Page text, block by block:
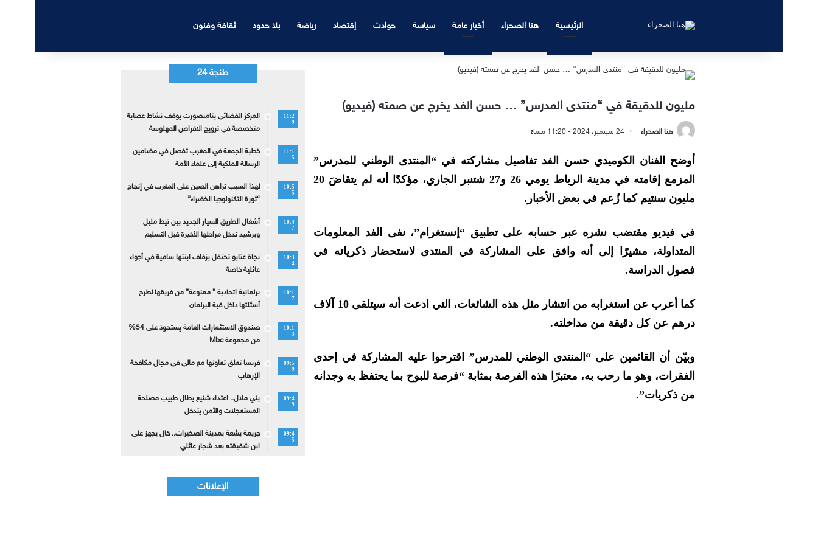
الرئيسية هنا الصحراء أخبار عامة سياسة حوادث إقتصاد رياضة بلا حدود ثقافة وفنون
مليون للدقيقة في “منتدى المدرس” … حسن الفد يخرج عن صمته (فيديو)
هنا الصحراء 24 سبتمبر، 2024 - 11:20 مساءً
أوضح الفنان الكوميدي حسن الفد تفاصيل مشاركته في “المنتدى الوطني للمدرس”
المزمع إقامته في مدينة الرباط يومي 26 و27 شتنبر الجاري، مؤكدًا أنه لم يتقاضَ 20
مليون سنتيم كما زُعم في بعض الأخبار.
في فيديو مقتضب نشره عبر حسابه على تطبيق “إنستغرام”، نفى الفد المعلومات
المتداولة، مشيرًا إلى أنه وافق على المشاركة في المنتدى لاستحضار ذكرياته في
فصول الدراسة.
كما أعرب عن استغرابه من انتشار مثل هذه الشائعات، التي ادعت أنه سيتلقى 10 آلاف
درهم عن كل دقيقة من مداخلته.
وبيّن أن القائمين على “المنتدى الوطني للمدرس” اقترحوا عليه المشاركة في إحدى
الفقرات، وهو ما رحب به، معتبرًا هذه الفرصة بمثابة “فرصة للبوح بما يحتفظ به وجدانه
من ذكريات”.
طنجة 24
11:2
9
المركز القضائي بتامنصورت يوقف نشاط عصابة
متخصصة في ترويج الاقراص المهلوسة
11:1
5
خطبة الجمعة في المغرب تفصل في مضامين
الرسالة الملكية إلى علماء الأمة
10:5
5
لهذا السبب تراهن الصين على المغرب في إنجاح
“ثورة التكنولوجيا الخضراء”
10:4
7
أشغال الطريق السيار الجديد بين تيط مليل
وبرشيد تدخل مراحلها الأخيرة قبل التسليم
10:3
4
نجاة عتابو تحتفل بزفاف ابنتها سامية في أجواء
عائلية خاصة
10:1
7
برلمانية اتحادية ” ممنوعة” من فريقها لطرح
أسئلتها داخل قبة البرلمان
10:1
3
صندوق الاستثمارات العامة يستحوذ على 54%
من مجموعة Mbc
09:5
9
فرنسا تعلق تعاونها مع مالي في مجال مكافحة
الإرهاب
09:4
9
بني ملال.. اعتداء شنيع يطال طبيب مصلحة
المستعجلات والأمن يتدخل
09:4
5
جريمة بشعة بمدينة الصخيرات.. خال يجهز على
ابن شقيقته بعد شجار عائلي
الإعلانات